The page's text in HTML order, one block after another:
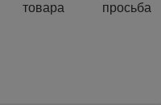
товара просьба